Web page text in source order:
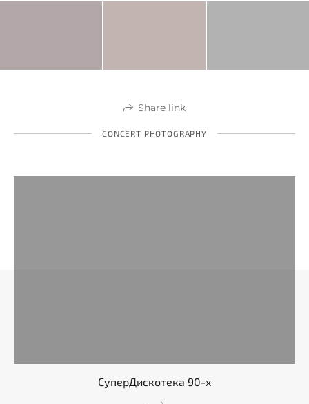
Share link
CONCERT PHOTOGRAPHY
СуперДискотека 90-х